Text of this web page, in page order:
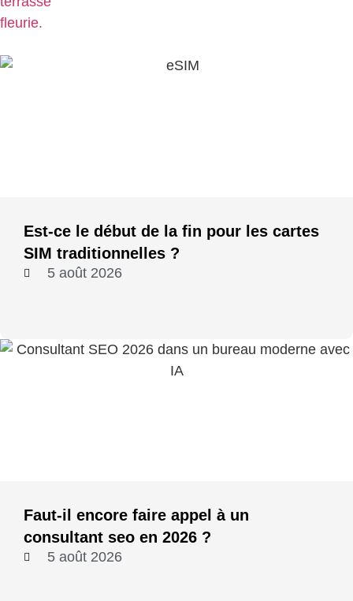
Est-ce le début de la fin pour les cartes
SIM traditionnelles ?
5 août 2026
Faut-il encore faire appel à un
consultant seo en 2026 ?
5 août 2026